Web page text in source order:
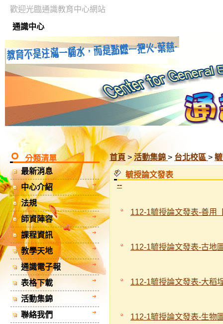
通識中心
歡迎光臨通識教育中心網站
分類清單
最新消息
中心介紹
法規
師資陣容
課程資訊
教學天地
通識電子報
表格下載
活動集錦
聯絡我們
首頁 >活動集錦 > 台北校區 >
毓授論文發表
--
112-1毓授論文發表-善用
112-1毓授論文發表-古地
112-1毓授論文發表-大稻
112-1毓授論文發表-生物